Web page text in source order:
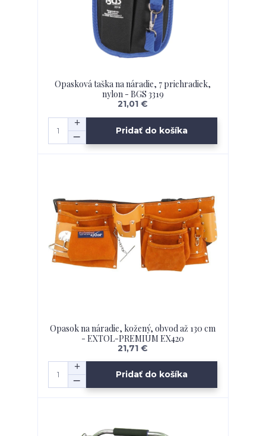
Opasková taška na náradie, 7 priehradiek,
nylon - BGS 3319
21,01 €
Pridať do košíka
Opasok na náradie, kožený, obvod až 130 cm
- EXTOL-PREMIUM EX420
21,71 €
Pridať do košíka